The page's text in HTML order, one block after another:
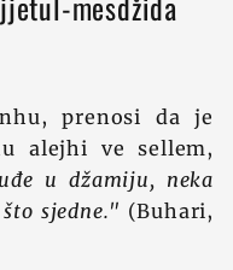
prenosi da je
alejhi ve sellem,
u džamiju, neka
sjedne." (Buhari,